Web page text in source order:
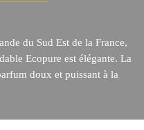
du Sud Est de la France,
Ecopure est élégante. La
doux et puissant à la